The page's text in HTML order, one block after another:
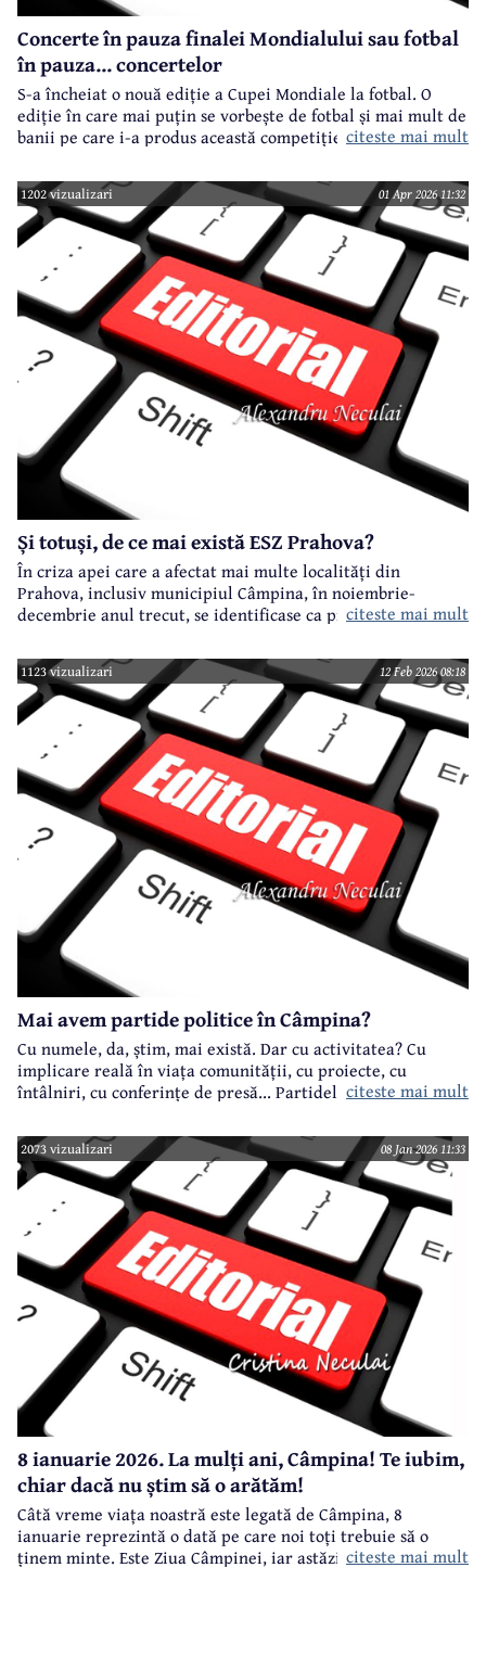
Concerte în pauza finalei Mondialului sau fotbal
în pauza... concertelor
S-a încheiat o nouă ediție a Cupei Mondiale la fotbal. O
ediție în care mai puțin se vorbește de fotbal și mai mult de
banii pe care i-a produs această competiție. citeste mai mult
1202 vizualizari 01 Apr 2026 11:32
Și totuși, de ce mai există ESZ Prahova?
În criza apei care a afectat mai multe localități din
Prahova, inclusiv municipiul Câmpina, în noiembrie-
decembrie anul trecut, se identificase ca principal vinovat
Administrația Națională "Apele Române"
citeste mai mult
1123 vizualizari 12 Feb 2026 08:18
Mai avem partide politice în Câmpina?
Cu numele, da, știm, mai există. Dar cu activitatea? Cu
implicare reală în viața comunității, cu proiecte, cu
întâlniri, cu conferințe de presă... Partidele cu
PSD, PNL, USR, AUR - mai știți ceva de ele?
citeste mai mult
2073 vizualizari 08 Jan 2026 11:33
8 ianuarie 2026. La mulți ani, Câmpina! Te iubim,
chiar dacă nu știm să o arătăm!
Câtă vreme viața noastră este legată de Câmpina, 8
ianuarie reprezintă o dată pe care noi toți trebuie să o
ținem minte. Este Ziua Câmpinei, iar astăzi, 8 ianuarie
citeste mai mult